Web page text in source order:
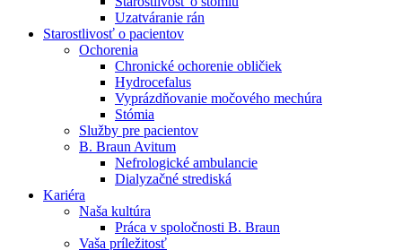
Uzatváranie rán
Starostlivosť o pacientov
Ochorenia
Chronické ochorenie obličiek
Hydrocefalus
Vyprázdňovanie močového mechúra
Stómia
Služby pre pacientov
B. Braun Avitum
Nefrologické ambulancie
Dialyzačné strediská
Kariéra
Naša kultúra
Práca v spoločnosti B. Braun
Vaša príležitosť